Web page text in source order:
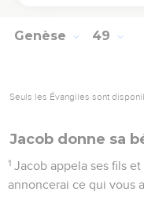
Genèse 49
Seuls les Évangiles sont
Jacob donne sa
1 Jacob appela ses fils
annoncerai ce qui vous